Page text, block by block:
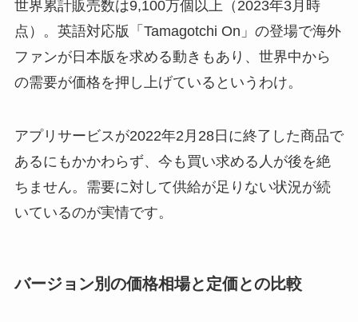
世界累計販売数は9,100万個以上（2023年3月時
点）。英語対応版「Tamagotchi On」の登場で海外
ファンが日本版を求める動きもあり、世界中から
の需要が価格を押し上げているというわけ。
アプリサービスが2022年2月28日に終了した商品で
あるにもかかわらず、今も買い求める人が後を絶
ちません。需要に対して供給が足りない状況が続
いているのが実情です。
バージョン別の価格相場と定価との比較